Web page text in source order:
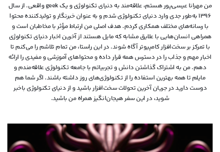
من مهرانا عیسی‌پور هستم، علاقه‌مند به دنیای تکنولوژی و یک geek واقعی. از سال
۱۳۹۶ به‌طور جدی وارد دنیای تکنولوژی شدم و به عنوان خبرنگار و تولیدکننده محتوا
با رسانه‌های مختلف همکاری کردم. هدف اصلی من ارتباط مؤثر با مخاطبان است و
همراهی انسان‌هایی با علایق مشابه که مایل هستند از آخرین اخبار دنیای تکنولوژی
با تمرکز بر سخت‌افزار کامپیوتر آگاه شوند. در این راستا، من تمام تلاشم را می‌کنم تا
اخبار مهم و جذاب را در دسترس همه قرار داده و محتواهای آموزشی و مفیدی را ارائه
دهم. من به اشتراک گذاشتن دانش و تجربیاتم با جامعه تکنولوژی علاقه‌مندم و
مایلم تا همه بهترین استفاده را از تکنولوژی‌های روز داشته باشند. اگر شما هم
دوست دارید در جریان آخرین تحولات سخت‌افزار باشید و از دنیای تکنولوژی‌ باخبر
شوید، در این سفر هیجان‌انگیز همراه من باشید.